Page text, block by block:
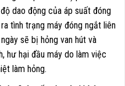
dao động của áp suất đóng
tình trạng máy đóng ngắt liên
sẽ bị hỏng van hút và
hư hại đầu máy do làm việc
làm hỏng.